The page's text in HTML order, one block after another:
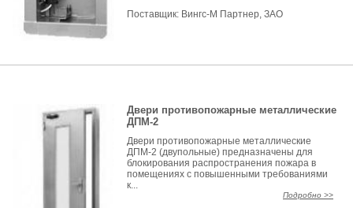
Поставщик: Вингс-М Партнер, ЗАО
Двери противопожарные металлические
ДПМ-2
Двери противопожарные металлические
ДПМ-2 (двупольные) предназначены для
блокирования распространения пожара в
помещениях с повышенными требованиями
к...
Подробно >>